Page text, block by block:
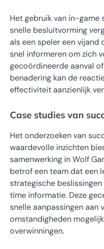
Het gebruik van in-game
snelle besluitvorming
als een speler een vijand
snel informeren om zich
gecoördineerde aanval
benadering kan de
effectiviteit aanzienlijk
Case studies van
Het onderzoeken van
waardevolle inzichten
samenwerking in Wolf
betrof een team dat een
strategische
time informatie. Deze
snelle aanpassingen aan
omstandigheden
overwinningen.